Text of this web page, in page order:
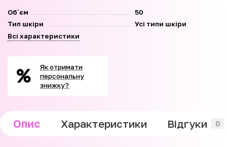
Об`єм
50
Тип шкіри
Усі типи шкіри
Всі характеристики
Як отримати
персональну
знижку?
Опис Характеристики Відгуки 0